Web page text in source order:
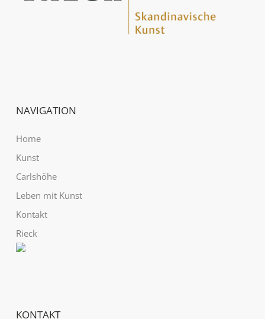
NAVIGATION
Home
Kunst
Carlshöhe
Leben mit Kunst
Kontakt
Rieck
KONTAKT